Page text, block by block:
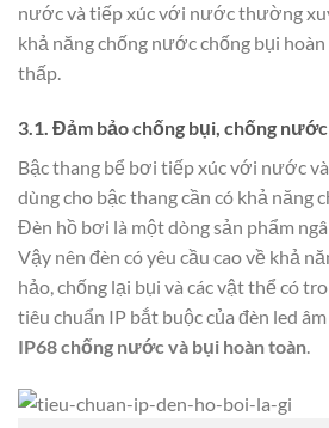
nước và tiếp xúc với nước thường
khả năng chống nước chống bụi
thấp.
3.1. Đảm bảo chống bụi, chống
Bậc thang bể bơi tiếp xúc với nước
dùng cho bậc thang cần có khả năng
Đèn hồ bơi là một dòng sản phẩm
Vậy nên đèn có yêu cầu cao về khả
hảo, chống lại bụi và các vật thể có
tiêu chuẩn IP bắt buộc của đèn led
IP68 chống nước và bụi hoàn toàn.